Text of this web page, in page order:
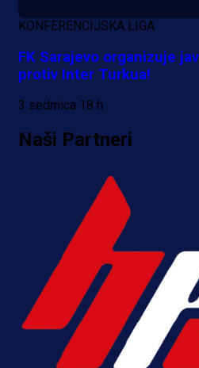
postati novo
18 h 46 min
KONFERENCIJSKA LIGA
FK Sarajevo organizuje
protiv Inter Turkua!
3 sedmica 18 h
Naši Partneri